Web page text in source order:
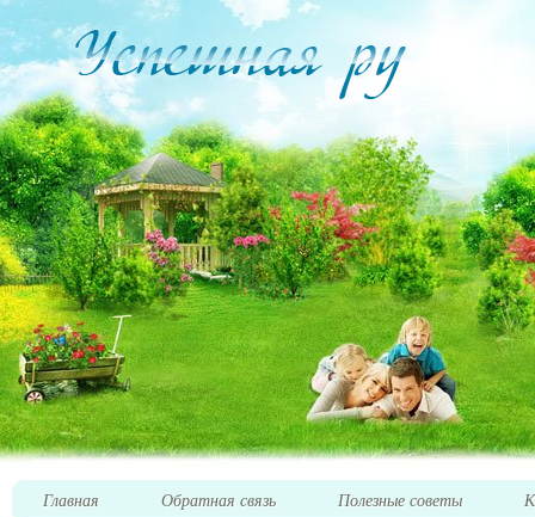
Главная Обратная связь Полезные советы